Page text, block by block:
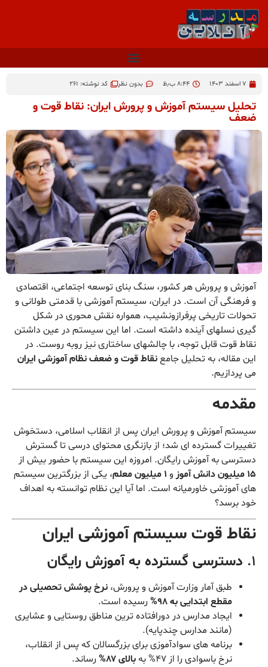
۷ اسفند ۱۴۰۳ ۸:۴۴ ب٫ظ بدون نظر کد نوشته: 261
تحلیل سیستم آموزش و پرورش ایران: نقاط قوت و
ضعف
آموزش و پرورش هر کشور، سنگ بنای توسعه اجتماعی، اقتصادی
و فرهنگی آن است. در ایران، سیستم آموزشی با قدمتی طولانی و
تحولات تاریخی پرفرازونشیب، همواره نقش محوری در شکل
گیری نسلهای آینده داشته است. اما این سیستم در عین داشتن
نقاط قوت قابل توجه، با چالشهای ساختاری نیز روبه روست. در
این مقاله، به تحلیل جامعنقاط قوت و ضعف نظام آموزشی ایران
می پردازیم.
مقدمه
سیستم آموزش و پرورش ایران پس از انقلاب اسلامی، دستخوش
تغییرات گسترده ای شد؛ از بازنگری محتوای درسی تا گسترش
دسترسی به آموزش رایگان. امروزه این سیستم با حضور بیش از
۱۵ میلیون دانش آموز
و ۱ میلیون معلم
، یکی از بزرگترین سیستم
های آموزشی خاورمیانه است. اما آیا این نظام توانسته به اهداف
خود برسد؟
نقاط قوت سیستم آموزشی ایران
۱. دسترسی گسترده به آموزش رایگان
طبق آمار وزارت آموزش و پرورش، نرخ پوشش تحصیلی در
مقطع ابتدایی به ۹۸%
رسیده است.
ایجاد مدارس در دورافتاده ترین مناطق روستایی و عشایری
(مانند مدارس چندپایه).
برنامه های سوادآموزی برای بزرگسالان که پس از انقلاب،
نرخ باسوادی را از ۴۷% به
بالای ۸۷% رساند.